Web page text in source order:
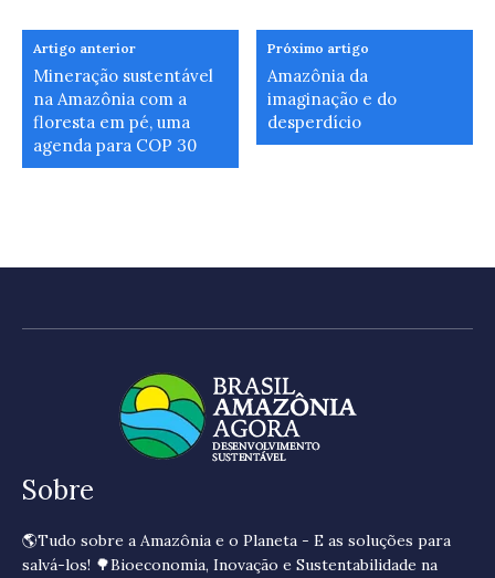
Artigo anterior
Mineração sustentável
na Amazônia com a
floresta em pé, uma
agenda para COP 30
Próximo artigo
Amazônia da
imaginação e do
desperdício
Sobre
🌎Tudo sobre a Amazônia e o Planeta - E as soluções para
salvá-los! 🌳Bioeconomia, Inovação e Sustentabilidade na